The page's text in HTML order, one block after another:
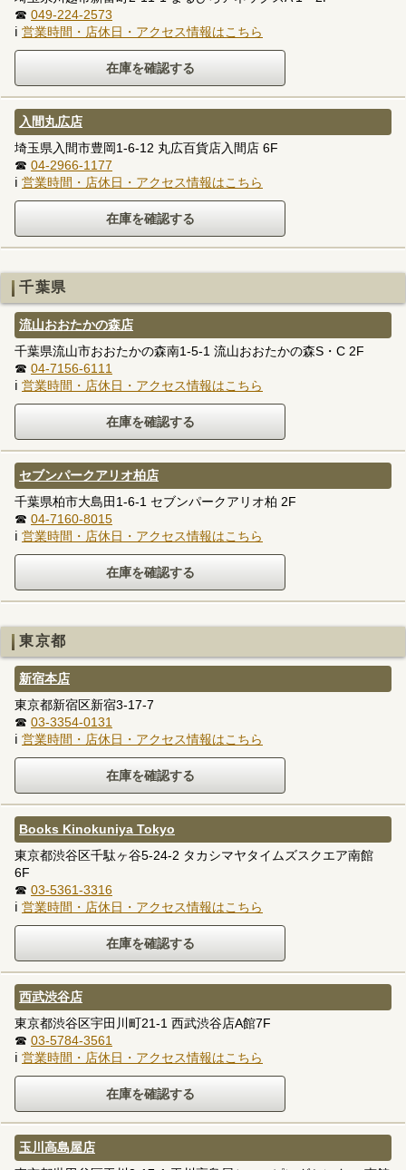
☎ 049-224-2573
ℹ 営業時間・店休日・アクセス情報はこちら
入間丸広店
埼玉県入間市豊岡1-6-12 丸広百貨店入間店 6F
☎ 04-2966-1177
ℹ 営業時間・店休日・アクセス情報はこちら
千葉県
流山おおたかの森店
千葉県流山市おおたかの森南1-5-1 流山おおたかの森S・C 2F
☎ 04-7156-6111
ℹ 営業時間・店休日・アクセス情報はこちら
セブンパークアリオ柏店
千葉県柏市大島田1-6-1 セブンパークアリオ柏 2F
☎ 04-7160-8015
ℹ 営業時間・店休日・アクセス情報はこちら
東京都
新宿本店
東京都新宿区新宿3-17-7
☎ 03-3354-0131
ℹ 営業時間・店休日・アクセス情報はこちら
Books Kinokuniya Tokyo
東京都渋谷区千駄ヶ谷5-24-2 タカシマヤタイムズスクエア南館
6F
☎ 03-5361-3316
ℹ 営業時間・店休日・アクセス情報はこちら
西武渋谷店
東京都渋谷区宇田川町21-1 西武渋谷店A館7F
☎ 03-5784-3561
ℹ 営業時間・店休日・アクセス情報はこちら
玉川高島屋店